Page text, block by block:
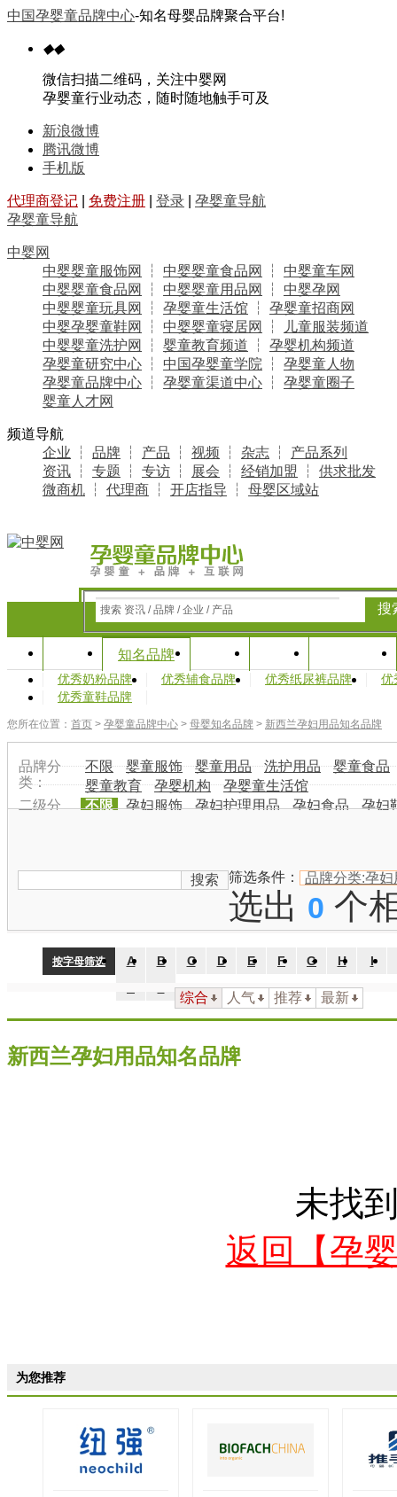
中国孕婴童品牌中心-知名母婴品牌聚合平台!
◆◆
微信扫描二维码，关注中婴网
孕婴童行业动态，随时随地触手可及
新浪微博
腾讯微博
手机版
代理商登记 免费注册 登录
孕婴童导航
孕婴童导航
中婴网
中婴婴童服饰网
┆ 中婴婴童食品网 ┆ 中婴童车网
中婴婴童食品网
┆ 中婴婴童用品网 ┆ 中婴孕网
中婴婴童玩具网
┆ 孕婴童生活馆 ┆ 孕婴童招商网
中婴孕婴童鞋网
┆ 中婴婴童寝居网 ┆
儿童服装频道
中婴婴童洗护网
┆ 婴童教育频道 ┆ 孕婴机构频道
孕婴童研究中心 ┆ 中国孕婴童学院 ┆ 孕婴童人物
孕婴童品牌中心 ┆ 孕婴童渠道中心 ┆ 孕婴童圈子
婴童人才网
频道导航
企业 ┆ 品牌 ┆ 产品 ┆ 视频 ┆ 杂志 ┆ 产品系列
资讯 ┆ 专题 ┆ 专访 ┆ 展会 ┆ 经销加盟 ┆ 供求批发
微商机 ┆ 代理商 ┆ 开店指导 ┆ 母婴区域站
搜索 资讯 / 品牌 / 企业 / 产品 搜
知名品牌
优秀奶粉品牌 优秀辅食品牌 优秀纸尿裤品牌
优
优秀童鞋品牌
您所在位置： 首页 > 孕婴童品牌中心 > 母婴知名品牌 > 新西兰孕妇用品知名品牌
品牌分
类：
不限 婴童服饰 婴童用品 洗护用品
婴童食品
婴童教育
孕婴机构
孕婴童生活馆
二级分
不限 孕妇服饰 孕妇护理用品 孕妇食品
孕妇
搜索
筛选条件： 品牌分类:孕妇
选出 0 个
按字母筛选 A B C D E F G H
I
综合 人气 推荐 最新
新西兰孕妇用品知名品牌
未找
返回【孕
为您推荐